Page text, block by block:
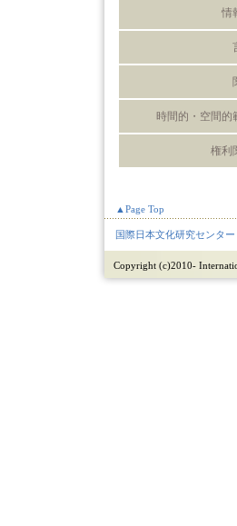
情
時間的・空間的
権利
▲Page Top
国際日本文化研究センター
Copyright (c)2010-